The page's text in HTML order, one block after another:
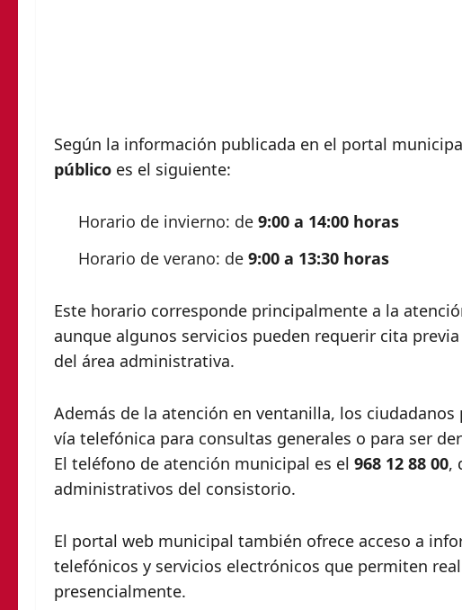
Según la información publicada en el portal
público es el siguiente:
Horario de invierno: de 9:00 a 14:00 horas
Horario de verano: de 9:00 a 13:30 horas
Este horario corresponde principalmente a la
aunque algunos servicios pueden requerir cita
del área administrativa.
Además de la atención en ventanilla, los
vía telefónica para consultas generales o para ser
El teléfono de atención municipal es el 968 12 88 00,
administrativos del consistorio.
El portal web municipal también ofrece acceso a
telefónicos y servicios electrónicos que permiten
presencialmente.